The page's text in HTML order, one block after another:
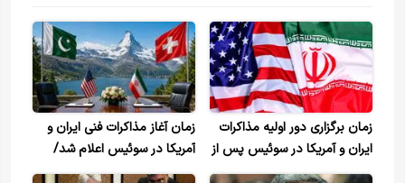
زمان برگزاری دور اولیه مذاکرات
ایران و آمریکا در سوئیس پس از
امضای تفاهم اسلام‌آباد
زمان آغاز مذاکرات فنی ایران و
آمریکا در سوئیس اعلام شد/
ادامه رایزنی‌های پاکستان